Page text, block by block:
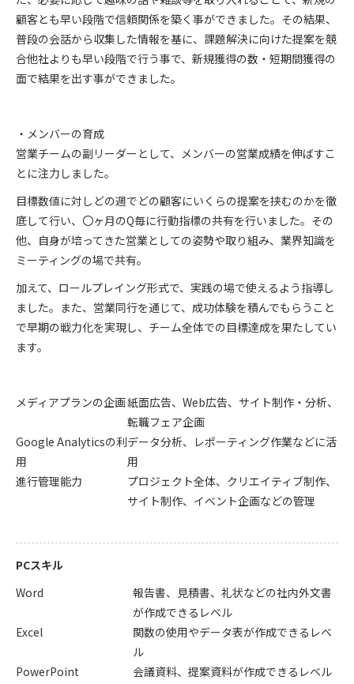
顧客とも早い段階で信頼関係を築く事ができました。その結果、
普段の会話から収集した情報を基に、課題解決に向けた提案を競
合他社よりも早い段階で行う事で、新規獲得の数・短期間獲得の
面で結果を出す事ができました。
・メンバーの育成
営業チームの副リーダーとして、メンバーの営業成績を伸ばすこ
とに注力しました。
目標数値に対しどの週でどの顧客にいくらの提案を挟むのかを徹
底して行い、〇ヶ月のQ毎に行動指標の共有を行いました。その
他、自身が培ってきた営業としての姿勢や取り組み、業界知識を
ミーティングの場で共有。
加えて、ロールプレイング形式で、実践の場で使えるよう指導し
ました。また、営業同行を通じて、成功体験を積んでもらうこと
で早期の戦力化を実現し、チーム全体での目標達成を果たしてい
ます。
メディアプランの企画紙面広告、Web広告、サイト制作・分析、
転職フェア企画
Google Analyticsの利
用
データ分析、レポーティング作業などに活
用
進行管理能力
プロジェクト全体、クリエイティブ制作、
サイト制作、イベント企画などの管理
PCスキル
Word
報告書、見積書、礼状などの社内外文書
が作成できるレベル
Excel
関数の使用やデータ表が作成できるレベ
ル
PowerPoint
会議資料、提案資料が作成できるレベル